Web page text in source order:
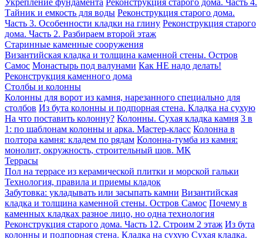
Укрепление фундамента Реконструкция старого дома. Часть 4.
Тайник и емкость для воды Реконструкция старого дома.
Часть 3. Особенности кладки на глину Реконструкция старого
дома. Часть 2. Разбираем второй этаж
Старинные каменные сооружения
Византийская кладка и толщина каменной стены. Остров
Самос Монастырь под валунами Как НЕ надо делать!
Реконструкция каменного дома
Столбы и колонны
Колонны для ворот из камня, нарезанного специально для
столбов Из бута колонны и подпорная стена. Кладка на сухую
На что поставить колонну? Колонны. Сухая кладка камня 3 в
1: по шаблонам колонны и арка. Мастер-класс Колонна в
полтора камня: кладем по рядам Колонна-тумба из камня:
монолит, окружность, строительный шов. МК
Террасы
Пол на террасе из керамической плитки и морской гальки
Технология, правила и приемы кладок
Забутовка: укладывать или засыпать камни Византийская
кладка и толщина каменной стены. Остров Самос Почему в
каменных кладках разное лицо, но одна технология
Реконструкция старого дома. Часть 12. Строим 2 этаж Из бута
колонны и подпорная стена. Кладка на сухую Сухая кладка.